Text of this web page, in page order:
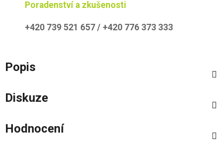
Poradenství a zkušenosti
+420 739 521 657 / +420 776 373 333
Popis
Diskuze
Hodnocení